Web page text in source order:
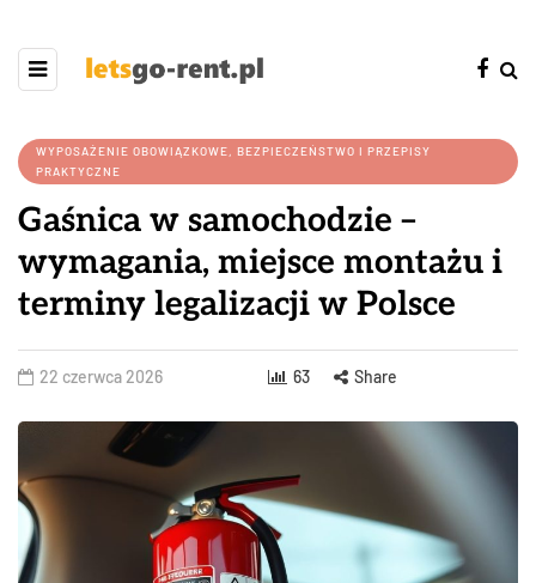
WYPOSAŻENIE OBOWIĄZKOWE, BEZPIECZEŃSTWO I PRZEPISY
PRAKTYCZNE
Gaśnica w samochodzie –
wymagania, miejsce montażu i
terminy legalizacji w Polsce
22 czerwca 2026 63 Share